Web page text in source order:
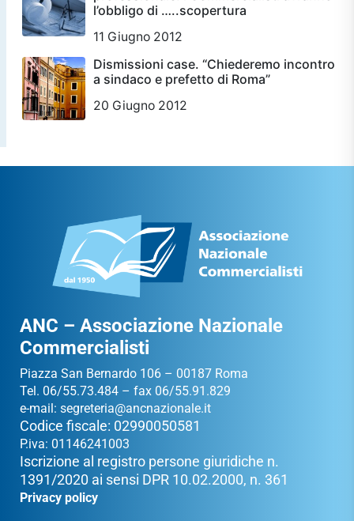
l’obbligo di …..scopertura
11 Giugno 2012
Dismissioni case. “Chiederemo incontro
a sindaco e prefetto di Roma”
20 Giugno 2012
ANC – Associazione Nazionale
Commercialisti
Piazza San Bernardo 106 – 00187 Roma
Tel. 06/55.73.484 – fax 06/55.91.829
e-mail: segreteria@ancnazionale.it
Codice fiscale: 02990050581
P.iva: 01146241003
Iscrizione al registro persone giuridiche n.
1391/2020 ai sensi DPR 10.02.2000, n. 361
Privacy policy